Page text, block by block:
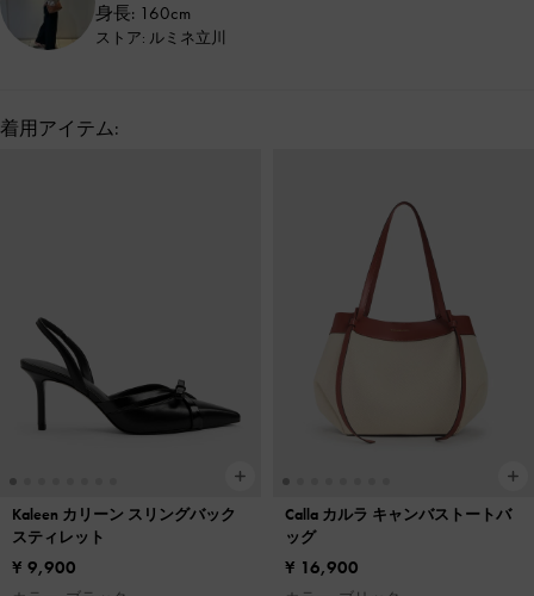
身長: 160cm
ストア: ルミネ立川
着用アイテム:
Kaleen カリーン スリングバック
スティレット
¥ 9,900
Calla カルラ キャンバストートバ
ッグ
¥ 16,900